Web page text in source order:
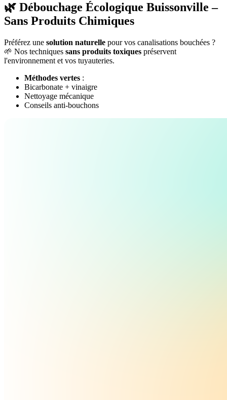
🌿 Débouchage Écologique Buissonville –
Sans Produits Chimiques
Préférez une solution naturelle pour vos canalisations bouchées ?
🌱 Nos techniques sans produits toxiques préservent
l'environnement et vos tuyauteries.
Méthodes vertes :
Bicarbonate + vinaigre
Nettoyage mécanique
Conseils anti-bouchons